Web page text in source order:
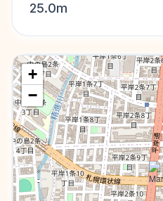
25.0m
+
−